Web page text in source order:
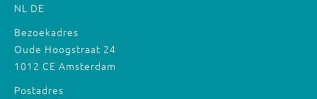
NL DE
Bezoekadres
Oude Hoogstraat 24
1012 CE Amsterdam
Postadres